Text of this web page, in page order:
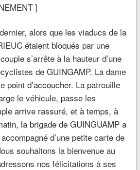
]
alors que les viaducs de la
étaient bloqués par une
s’arrête à la hauteur d’une
de GUINGAMP. La dame
point d’accoucher. La patrouille
le véhicule, passe les
arrive rassuré, et à temps, à
la brigade de GUINGUAMP a
d’une petite carte de
souhaitons la bienvenue au
nos félicitations à ses